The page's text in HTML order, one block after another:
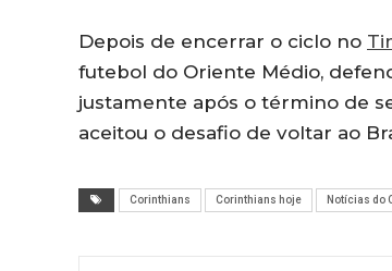
Depois de encerrar o ciclo no
futebol do Oriente Médio,
justamente após o término de
aceitou o desafio de voltar ao
Corinthians Corinthians hoje Notícias do